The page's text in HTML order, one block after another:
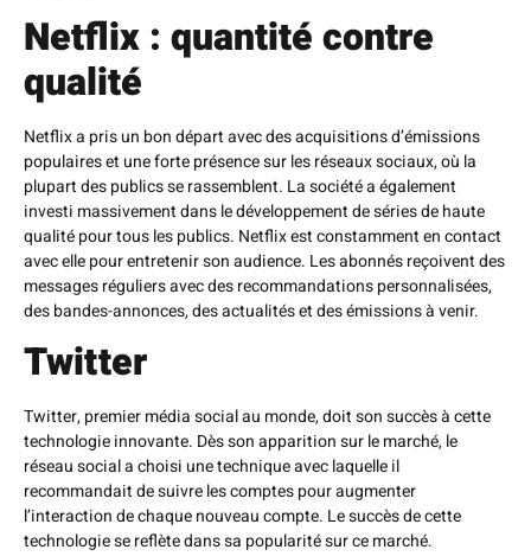
Netflix : quantité contre
qualité
Netflix a pris un bon départ avec des acquisitions d’émissions
populaires et une forte présence sur les réseaux sociaux, où la
plupart des publics se rassemblent. La société a également
investi massivement dans le développement de séries de haute
qualité pour tous les publics. Netflix est constamment en contact
avec elle pour entretenir son audience. Les abonnés reçoivent des
messages réguliers avec des recommandations personnalisées,
des bandes-annonces, des actualités et des émissions à venir.
Twitter
Twitter, premier média social au monde, doit son succès à cette
technologie innovante. Dès son apparition sur le marché, le
réseau social a choisi une technique avec laquelle il
recommandait de suivre les comptes pour augmenter
l’interaction de chaque nouveau compte. Le succès de cette
technologie se reflète dans sa popularité sur ce marché.